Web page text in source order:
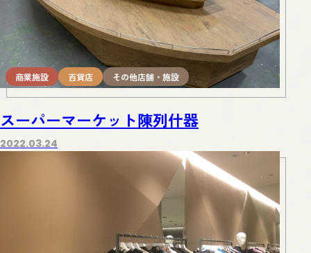
商業施設 百貨店 その他店舗・施設
スーパーマーケット陳列什器
2022.03.24